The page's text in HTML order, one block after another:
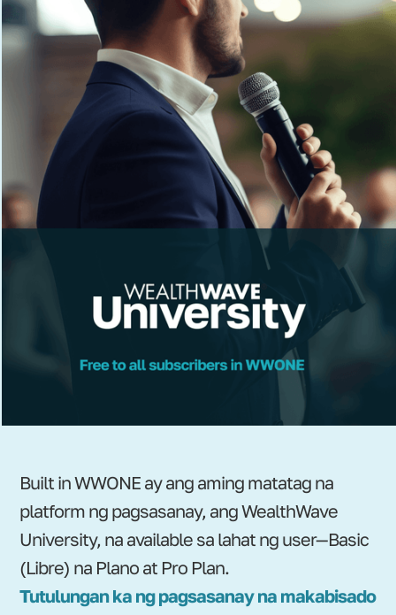
Built in WWONE ay ang aming matatag na
platform ng pagsasanay, ang WealthWave
University, na available sa lahat ng user—Basic
(Libre) na Plano at Pro Plan.
Tutulungan ka ng pagsasanay na makabisado